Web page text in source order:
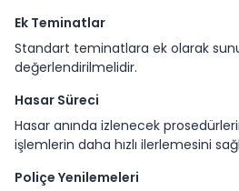
Ek Teminatlar
Standart teminatlara ek olarak
değerlendirilmelidir.
Hasar Süreci
Hasar anında izlenecek
işlemlerin daha hızlı ilerlemesini
Poliçe Yenilemeleri